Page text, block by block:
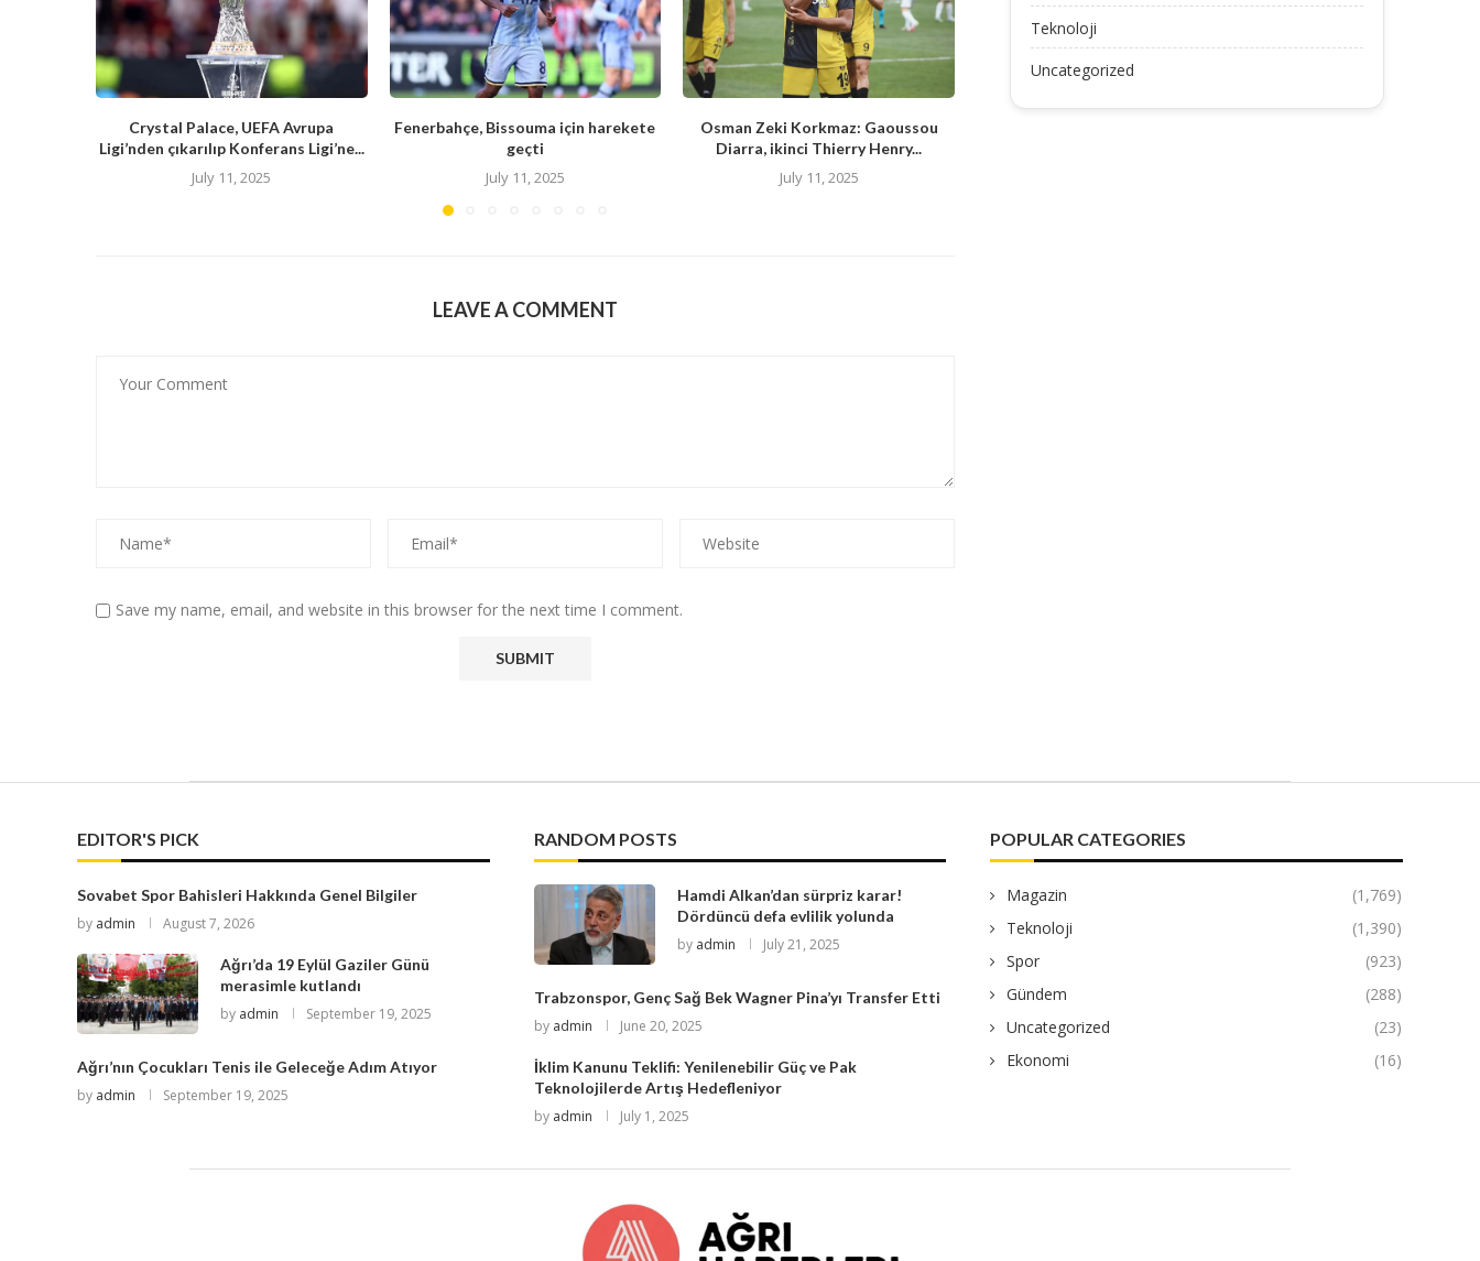
Crystal Palace, UEFA Avrupa
Ligi’nden çıkarılıp Konferans Ligi’ne...
July 11, 2025
Fenerbahçe, Bissouma için harekete
geçti
July 11, 2025
Osman Zeki Korkmaz: Gaoussou
Diarra, ikinci Thierry Henry...
July 11, 2025
LEAVE A COMMENT
Save my name, email, and website in this browser for the next time I comment.
Teknoloji
Uncategorized
EDITOR'S PICK
Sovabet Spor Bahisleri Hakkında Genel Bilgiler
by admin August 7, 2026
Ağrı’da 19 Eylül Gaziler Günü
merasimle kutlandı
by admin September 19, 2025
Ağrı’nın Çocukları Tenis ile Geleceğe Adım Atıyor
by admin September 19, 2025
RANDOM POSTS
Hamdi Alkan’dan sürpriz karar!
Dördüncü defa evlilik yolunda
by admin July 21, 2025
Trabzonspor, Genç Sağ Bek Wagner Pina’yı Transfer Etti
by admin June 20, 2025
İklim Kanunu Teklifi: Yenilenebilir Güç ve Pak
Teknolojilerde Artış Hedefleniyor
by admin July 1, 2025
POPULAR CATEGORIES
Magazin
(1,769)
Teknoloji
(1,390)
Spor
(923)
Gündem
(288)
Uncategorized
(23)
Ekonomi
(16)